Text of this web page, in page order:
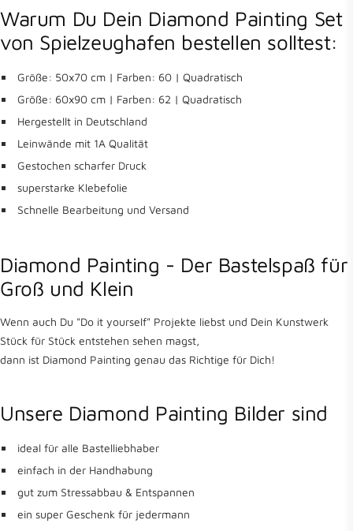
Warum Du Dein Diamond Painting Set
von Spielzeughafen bestellen solltest:
Größe: 50x70 cm | Farben: 60 | Quadratisch
Größe: 60x90 cm | Farben: 62 | Quadratisch
Hergestellt in Deutschland
Leinwände mit 1A Qualität
Gestochen scharfer Druck
superstarke Klebefolie
Schnelle Bearbeitung und Versand
Diamond Painting - Der Bastelspaß für
Groß und Klein
Wenn auch Du "Do it yourself" Projekte liebst und Dein Kunstwerk
Stück für Stück entstehen sehen magst,
dann ist Diamond Painting genau das Richtige für Dich!
Unsere Diamond Painting Bilder sind
ideal für alle Bastelliebhaber
einfach in der Handhabung
gut zum Stressabbau & Entspannen
ein super Geschenk für jedermann